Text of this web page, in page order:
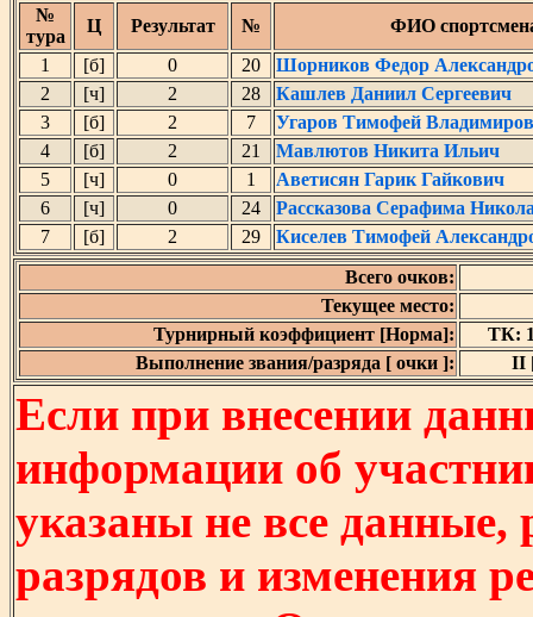
№
тура
Ц Результат №
ФИО
1
[б] 0 20
Шорников Федор
2
[ч] 2 28
Кашлев Даниил Сергеевич
3
[б] 2 7
Угаров Тимофей
4
[б] 2 21
Мавлютов Никита Ильич
5
[ч] 0 1
Аветисян Гарик Гайкович
6
[ч] 0 24
Рассказова Серафима
7
[б] 2 29
Киселев Тимофей
Всего очков:
Текущее место:
Турнирный коэффициент [Норма]:
ТК:
Выполнение звания/разряда [ очки ]:
II
Если при внесении
информации об
указаны не все
разрядов и изменения